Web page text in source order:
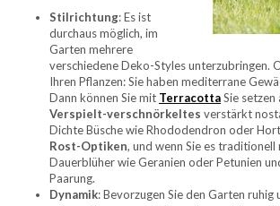
Stilrichtung: Es ist
durchaus möglich, im
Garten mehrere
verschiedene Deko-Styles unterzubringen.
Ihren Pflanzen: Sie haben mediterrane
Dann können Sie mit TerracottaSie setzen
Verspielt-verschnörkeltes verstärkt
Dichte Büsche wie Rhododendron oder
Rost-Optiken, und wenn Sie es traditionell
Dauerblüher wie Geranien oder Petunien
Paarung.
Dynamik: Bevorzugen Sie den Garten